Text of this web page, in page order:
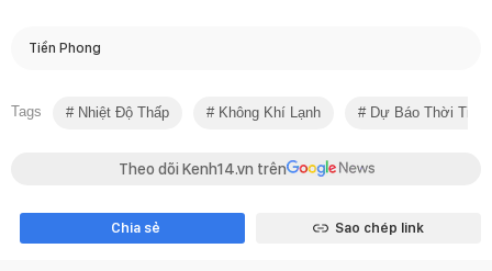
Tiền Phong
Tags Nhiệt Độ Thấp Không Khí Lạnh Dự Báo Thời Tiết
Theo dõi Kenh14.vn trên
Chia sẻ Sao chép link